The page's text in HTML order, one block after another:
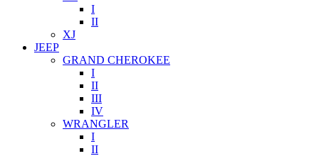
I
II
XJ
JEEP
GRAND CHEROKEE
I
II
III
IV
WRANGLER
I
II